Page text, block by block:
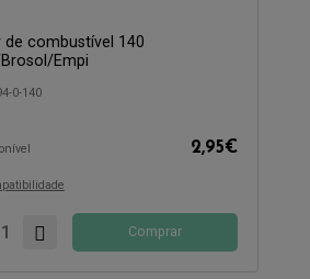
de combustível 140
Empi
0-140
2,95€
Comprar